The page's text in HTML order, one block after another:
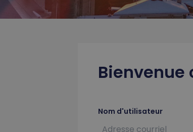
Bienvenue
Nom d'utilisateur